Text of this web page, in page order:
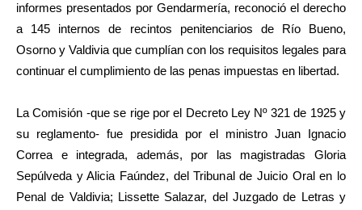
informes presentados por Gendarmería, reconoció el derecho
a 145 internos de recintos penitenciarios de Río Bueno,
Osorno y Valdivia que cumplían con los requisitos legales para
continuar el cumplimiento de las penas impuestas en libertad.
La Comisión -que se rige por el Decreto Ley Nº 321 de 1925 y
su reglamento- fue presidida por el ministro Juan Ignacio
Correa e integrada, además, por las magistradas Gloria
Sepúlveda y Alicia Faúndez, del Tribunal de Juicio Oral en lo
Penal de Valdivia; Lissette Salazar, del Juzgado de Letras y